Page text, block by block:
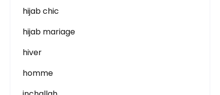
hijab chic
hijab mariage
hiver
homme